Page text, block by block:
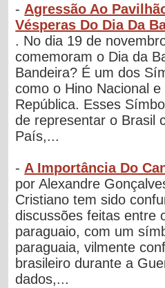
- Agressão Ao
Vésperas Do Dia Da
. No dia 19 de
comemoram o Dia da
Bandeira? É um dos
como o Hino Nacional
República. Esses
de representar o Brasil
País,...
- A Importância Do
por Alexandre
Cristiano tem sido
discussões feitas entre
paraguaio, com um
paraguaia, vilmente
brasileiro durante a
dados,...